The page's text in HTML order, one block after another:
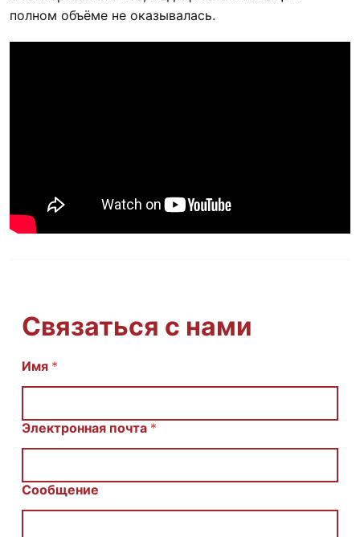
полном объёме не оказывалась.
Связаться с нами
С
щ
е
Имя *
Электронная почта *
Сообщение